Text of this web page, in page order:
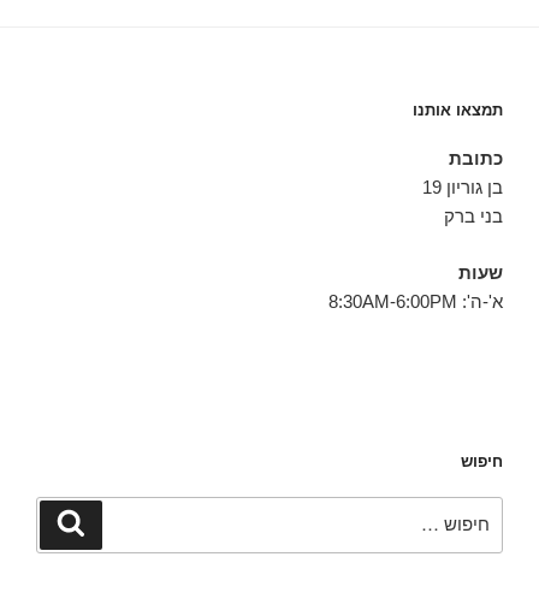
תמצאו אותנו
כתובת
בן גוריון 19
בני ברק
שעות
א'-ה': 8:30AM-6:00PM
חיפוש
חיפוש